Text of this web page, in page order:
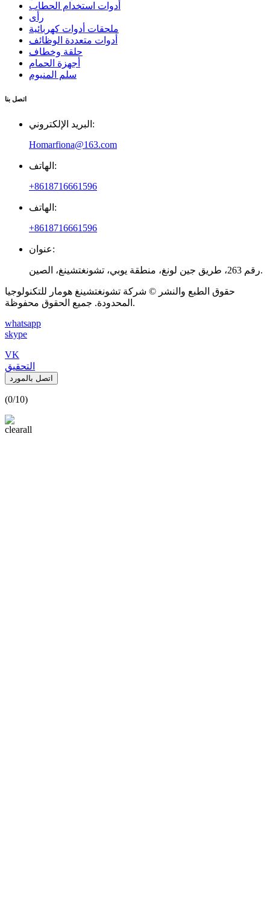
أدوات استخدام الحطاب
رأى
ملحقات أدوات كهربائية
أدوات متعددة الوظائف
حلقة وخطاف
أجهزة الحمام
سلم المنيوم
اتصل بنا
البريد الإلكتروني:
Homarfiona@163.com
الهاتف:
+8618716661596
الهاتف:
+8618716661596
عنوان:
رقم 263، طريق جين لونغ، منطقة يوبي، تشونغتشينغ، الصين.
حقوق الطبع والنشر © شركة تشونغتشينغ هومار للتكنولوجيا
المحدودة. جميع الحقوق محفوظة.
whatsapp
skype
VK
التحقيق
اتصل بالمورد
(0/10)